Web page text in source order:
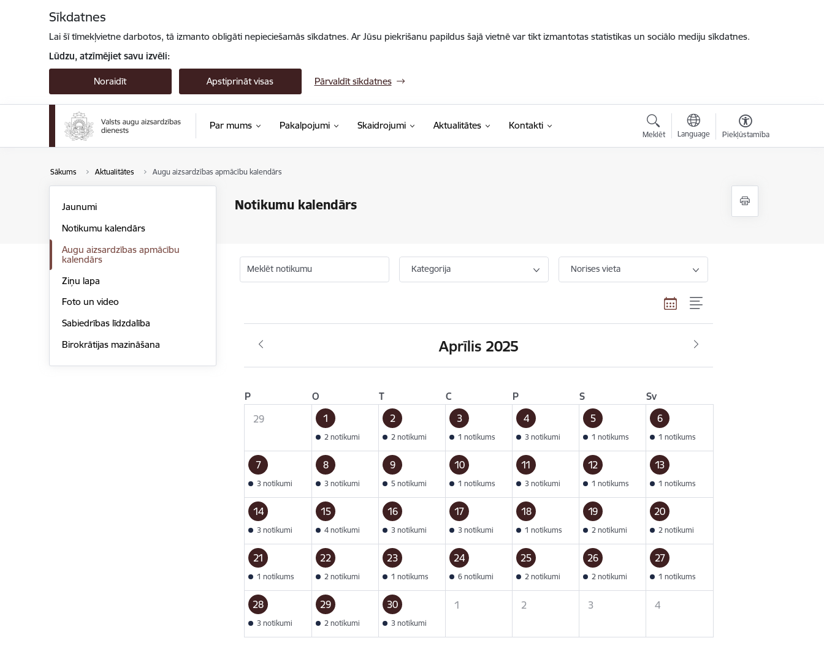
Sīkdatnes
Lai šī tīmekļvietne darbotos, tā izmanto obligāti nepieciešamās sīkdatnes. Ar Jūsu piekrišanu papildus šajā vietnē var tikt izmantotas statistikas un sociālo mediju sīkdatnes.
Lūdzu, atzīmējiet savu izvēli:
Noraidīt Apstiprināt visas Pārvaldīt sīkdatnes
Par mums Pakalpojumi Skaidrojumi Aktualitātes Kontakti
Meklēt Language Piekļūstamība
Sākums Aktualitātes Augu aizsardzības apmācību kalendārs
Notikumu kalendārs
Jaunumi
Notikumu kalendārs
Augu aizsardzības apmācību
kalendārs
Ziņu lapa
Foto un video
Sabiedrības līdzdalība
Birokrātijas mazināšana
Meklēt notikumu Kategorija Norises vieta
Aprīlis 2025
P O T C P S
Sv
29
1
2 notikumi
2
2 notikumi
3
1 notikums
4
3 notikumi
5
1 notikums
6
1 notikums
7
3 notikumi
8
3 notikumi
9
5 notikumi
10
1 notikums
11
3 notikumi
12
1 notikums
13
1 notikums
14
3 notikumi
15
4 notikumi
16
3 notikumi
17
3 notikumi
18
1 notikums
19
2 notikumi
20
2 notikumi
21
1 notikums
22
2 notikumi
23
1 notikums
24
6 notikumi
25
2 notikumi
26
2 notikumi
27
1 notikums
28
3 notikumi
29
2 notikumi
30
3 notikumi
1 2 3 4